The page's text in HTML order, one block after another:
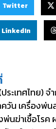
Twitter
LinkedIn
ระเทศไทย)
วัน เครื่องพ่น
พ่นฆ่าเชื้อโร